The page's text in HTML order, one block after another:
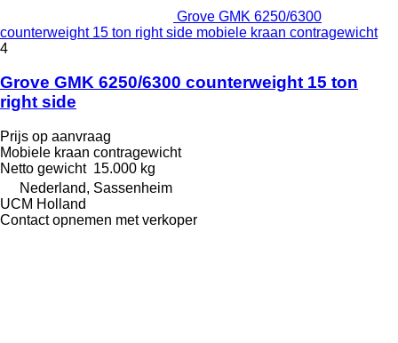
Grove GMK 6250/6300
counterweight 15 ton right side mobiele kraan contragewicht
4
Grove GMK 6250/6300 counterweight 15 ton
right side
Prijs op aanvraag
Mobiele kraan contragewicht
Netto gewicht 15.000 kg
Nederland, Sassenheim
UCM Holland
Contact opnemen met verkoper